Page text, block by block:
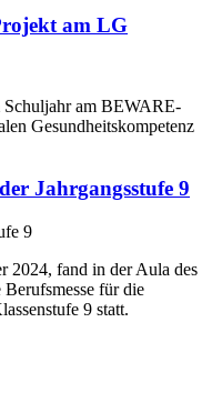
am LG
Schuljahr am BEWARE-
Gesundheitskompetenz
Jahrgangsstufe 9
2024, fand in der Aula des
für die
9 statt.